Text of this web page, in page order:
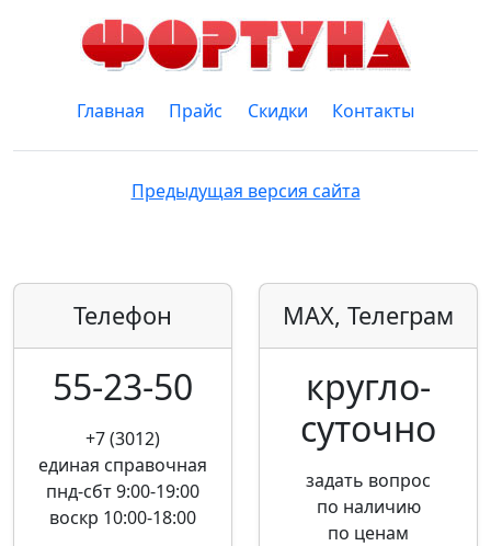
Главная Прайс Скидки Контакты
Предыдущая версия сайта
Телефон
55-23-50
+7 (3012)
единая справочная
пнд-сбт 9:00-19:00
воскр 10:00-18:00
MAX, Телеграм
кругло­
суточно
задать вопрос
по наличию
по ценам